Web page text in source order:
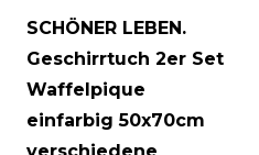
SCHÖNER LEBEN.
Geschirrtuch 2er Set
Waffelpique
einfarbig 50x70cm